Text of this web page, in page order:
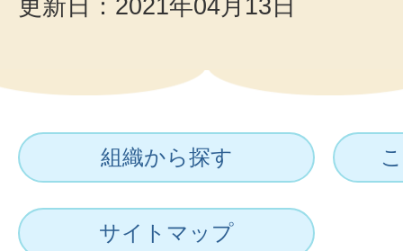
更新日：2021年04月13日
組織から探す
サイトマップ